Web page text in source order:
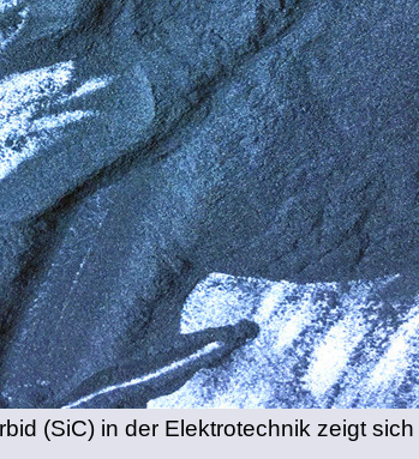
(SiC) in der Elektrotechnik zeigt